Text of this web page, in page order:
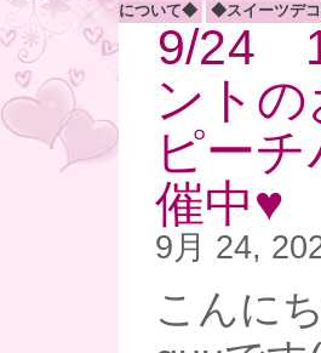
について◆
◆スイーツデ
9/24
ント
ピー
催中♥
9月 24,
こんに